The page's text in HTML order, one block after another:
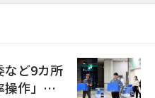
など9カ所
作」の